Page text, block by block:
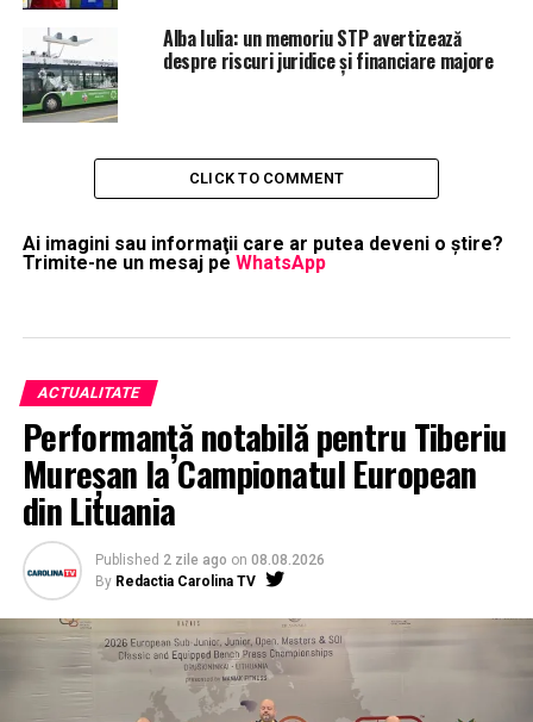
Alba Iulia: un memoriu STP avertizează
despre riscuri juridice şi financiare majore
CLICK TO COMMENT
Ai imagini sau informaţii care ar putea deveni o ştire?
Trimite-ne un mesaj pe WhatsApp
ACTUALITATE
Performanță notabilă pentru Tiberiu
Mureșan la Campionatul European
din Lituania
Published 2 zile ago on 08.08.2026
By Redactia Carolina TV